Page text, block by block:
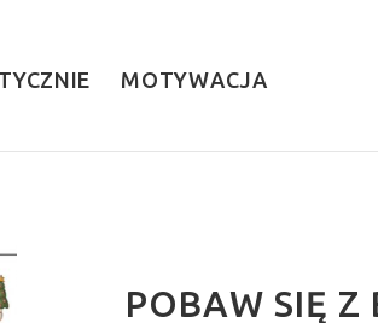
MOTYWACJA
POBAW SIĘ